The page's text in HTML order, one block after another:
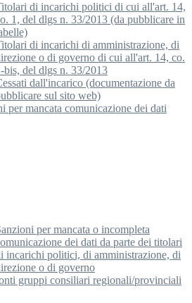
di incarichi politici di cui all'art. 14,
1, del dlgs n. 33/2013 (da pubblicare in
di incarichi di amministrazione, di
o di governo di cui all'art. 14, co.
bis, del dlgs n. 33/2013
dall'incarico (documentazione da
sul sito web)
per mancata comunicazione dei dati
per mancata o incompleta
dei dati da parte dei titolari
incarichi politici, di amministrazione, di
o di governo
gruppi consiliari regionali/provinciali